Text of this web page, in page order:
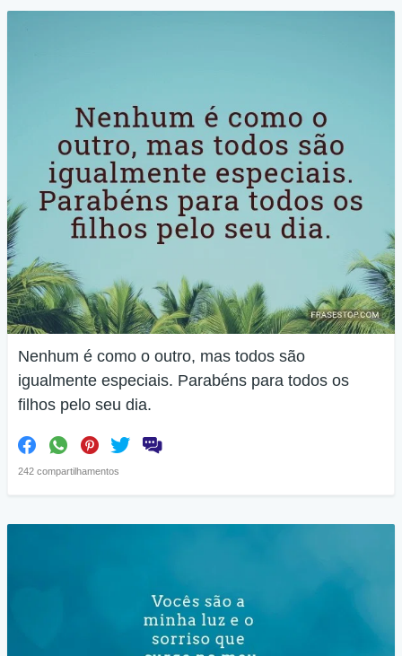
Nenhum é como o outro, mas todos são
igualmente especiais. Parabéns para todos os
filhos pelo seu dia.
242 compartilhamentos